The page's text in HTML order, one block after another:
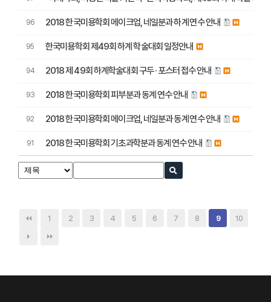
96 2018 한국미용학회 메이크업, 네일분과 하계 연수 안내
95 한국미용학회 제49회 하계 학술대회 일정안내
94 2018 제 49회 하계학술대회 구두 · 포스터 접수 안내
93 2018 한국미용학회 피부분과 동계 연수 안내
92 2018 한국미용학회 메이크업, 네일분과 동계 연수 안내
91 2018 한국미용학회 기초과학분과 동계 연수 안내
1 2 3 4 5 6 7 8 9 10